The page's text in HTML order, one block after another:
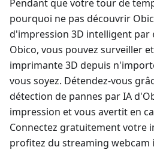
Pendant que votre tour de
pourquoi ne pas découvrir
d'impression 3D intelligent par
Obico, vous pouvez surveiller
imprimante 3D depuis
vous soyez. Détendez-vous
détection de pannes par IA
impression et vous avertit en
Connectez gratuitement votre
profitez du streaming webcam